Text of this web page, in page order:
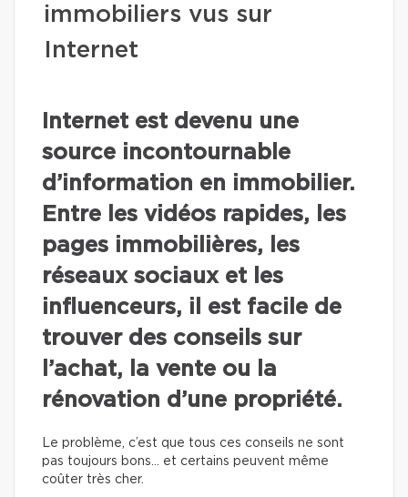
immobiliers vus sur
Internet
Internet est devenu une
source incontournable
d’information en immobilier.
Entre les vidéos rapides, les
pages immobilières, les
réseaux sociaux et les
influenceurs, il est facile de
trouver des conseils sur
l’achat, la vente ou la
rénovation d’une propriété.
Le problème, c’est que tous ces conseils ne sont
pas toujours bons… et certains peuvent même
coûter très cher.